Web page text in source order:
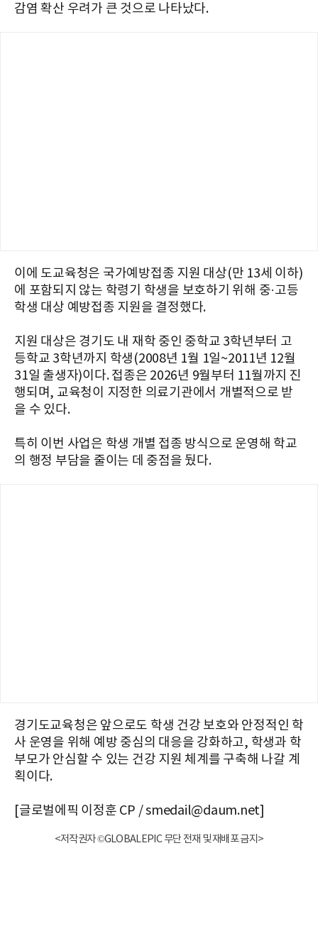
감염 확산 우려가 큰 것으로 나타났다.
이에 도교육청은 국가예방접종 지원 대상(만 13세 이하)
에 포함되지 않는 학령기 학생을 보호하기 위해 중·고등
학생 대상 예방접종 지원을 결정했다.
지원 대상은 경기도 내 재학 중인 중학교 3학년부터 고
등학교 3학년까지 학생(2008년 1월 1일~2011년 12월
31일 출생자)이다. 접종은 2026년 9월부터 11월까지 진
행되며, 교육청이 지정한 의료기관에서 개별적으로 받
을 수 있다.
특히 이번 사업은 학생 개별 접종 방식으로 운영해 학교
의 행정 부담을 줄이는 데 중점을 뒀다.
경기도교육청은 앞으로도 학생 건강 보호와 안정적인 학
사 운영을 위해 예방 중심의 대응을 강화하고, 학생과 학
부모가 안심할 수 있는 건강 지원 체계를 구축해 나갈 계
획이다.
[글로벌에픽 이정훈 CP / smedail@daum.net]
<저작권자 ©GLOBALEPIC 무단 전재 및 재배포 금지>